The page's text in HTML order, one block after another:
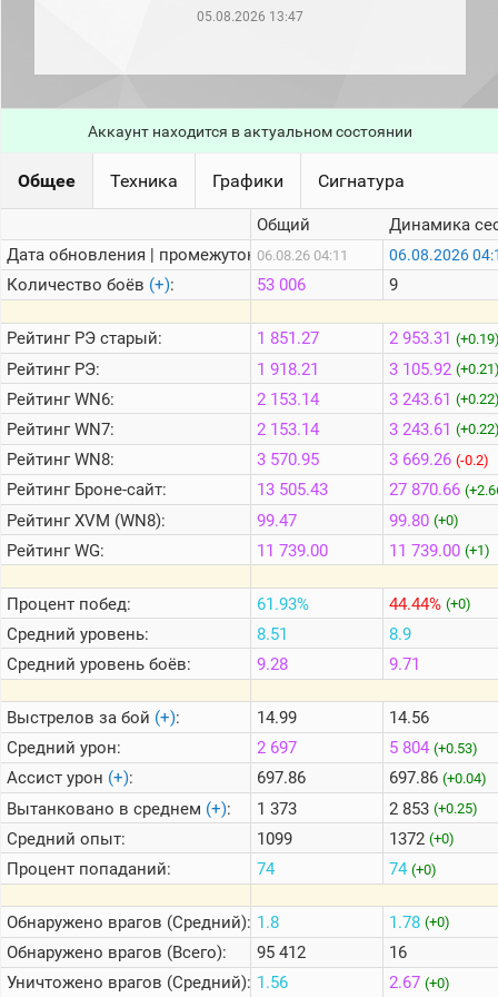
месяц)
(за
последние
сессии)
Топ
1000
Кланы
стримеров
Информация
Онлайн
Цветовая
шкала
Теlegram
ВК
Портал
Мира
Танков
05.08.2026 13:47
Аккаунт находится в актуальном состоянии
Общее Техника Графики Сигнатура
Дата обновления | промежуток:
Количество боёв (+):
РейтингРЭ старый:
РейтингРЭ:
РейтингWN6:
РейтингWN7:
РейтингWN8:
РейтингБроне-сайт:
РейтингXVM (WN8):
РейтингWG:
Процент побед:
Средний уровень:
Средний уровень боёв:
Выстрелов за бой (+):
Средний урон:
Ассист урон (+):
Вытанковано в среднем (+):
Средний опыт:
Процент попаданий:
Обнаружено врагов (Средний):
Обнаружено врагов (Всего):
Уничтожено врагов (Средний):
Общий
06.08.26 04:11
53 006
1 851.27
1 918.21
2 153.14
2 153.14
3 570.95
13 505.43
99.47
11 739.00
61.93%
8.51
9.28
14.99
2 697
697.86
1 373
1099
74
1.8
95 412
1.56
Динамика
06.08.2026
9
2 953.31
3 105.92
3 243.61
3 243.61
3 669.26 (-0.2)
27 870.66
99.80 (+0)
11 739.00 (+1)
44.44% (+0)
8.9
9.71
14.56
5 804 (+0.53)
697.86 (+0.04)
2 853 (+0.25)
1372 (+0)
74 (+0)
1.78 (+0)
16
2.67 (+0)